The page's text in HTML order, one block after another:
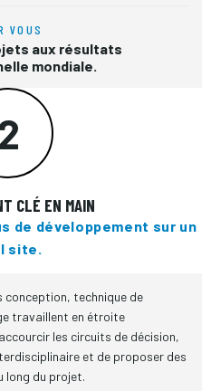
VOUS
aux résultats
mondiale.
2
CLÉ EN MAIN
de développement sur un
site.
conception, technique de
travaillent en étroite
les circuits de décision,
et de proposer des
long du projet.